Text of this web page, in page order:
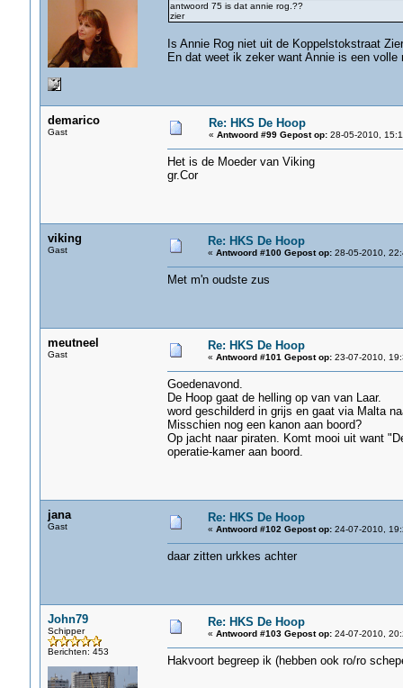
antwoord 75 is dat annie rog.??
zier
Is Annie Rog niet uit de Koppelstokstraat
En dat weet ik zeker want Annie is een volle
demarico
Gast
Re: HKS De Hoop
« Antwoord #99 Gepost op:28-05-2010,
Het is de Moeder van Viking
gr.Cor
viking
Gast
Re: HKS De Hoop
« Antwoord #100 Gepost op:28-05-2010,
Met m'n oudste zus
meutneel
Gast
Re: HKS De Hoop
« Antwoord #101 Gepost op:23-07-2010,
Goedenavond.
De Hoop gaat de helling op van van Laar.
word geschilderd in grijs en gaat via Malta
Misschien nog een kanon aan boord?
Op jacht naar piraten. Komt mooi uit want
operatie-kamer aan boord.
jana
Gast
Re: HKS De Hoop
« Antwoord #102 Gepost op:24-07-2010,
daar zitten urkkes achter
John79
Schipper
Berichten: 453
Re: HKS De Hoop
« Antwoord #103 Gepost op:24-07-2010,
Hakvoort begreep ik (hebben ook ro/ro